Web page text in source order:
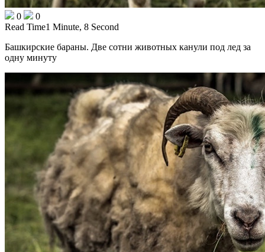
0
0
Read Time1 Minute, 8 Second
Башкирские бараны. Две сотни животных канули под лед за
одну минуту